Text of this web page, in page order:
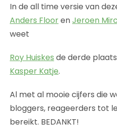
In de all time versie van
Anders FloorenJeroen
weet
Roy Huiskes de derde
Kasper Katje.
Al met al mooie cijfers die
bloggers, reageerders tot
bereikt. BEDANKT!